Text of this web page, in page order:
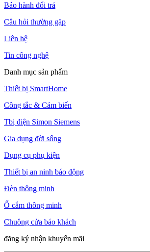
Bảo hành đổi trả
Câu hỏi thường gặp
Liên hệ
Tin công nghệ
Danh mục sản phẩm
Thiết bị SmartHome
Công tắc & Cảm biến
Tbị điện Simon Siemens
Gia dụng đời sống
Dụng cụ phụ kiện
Thiết bị an ninh báo động
Đèn thông minh
Ổ cắm thông minh
Chuông cửa báo khách
đăng ký nhận khuyến mãi